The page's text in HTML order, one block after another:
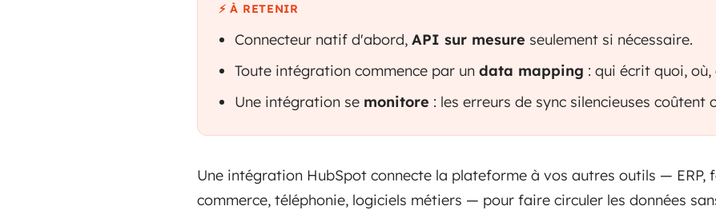
⚡ À RETENIR
Connecteur natif d'abord, API sur mesure seulement si nécessaire.
Toute intégration commence par un data mapping : qui écrit quoi, où,
Une intégration se monitore : les erreurs de sync silencieuses coûtent
Une intégration HubSpot connecte la plateforme à vos autres outils — ERP,
commerce, téléphonie, logiciels métiers — pour faire circuler les données